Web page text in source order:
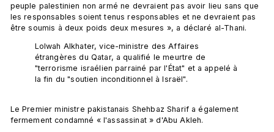
peuple palestinien non armé ne devraient pas avoir lieu sans que
les responsables soient tenus responsables et ne devraient pas
Lolwah Alkhater, vice-ministre des Affaires
étrangères du Qatar, a qualifié le meurtre de
"terrorisme israélien parrainé par l'État" et a appelé à
la fin du "soutien inconditionnel à Israël".
Le Premier ministre pakistanais Shehbaz Sharif a également
fermement condamné « l'assassinat » d'Abu Akleh.